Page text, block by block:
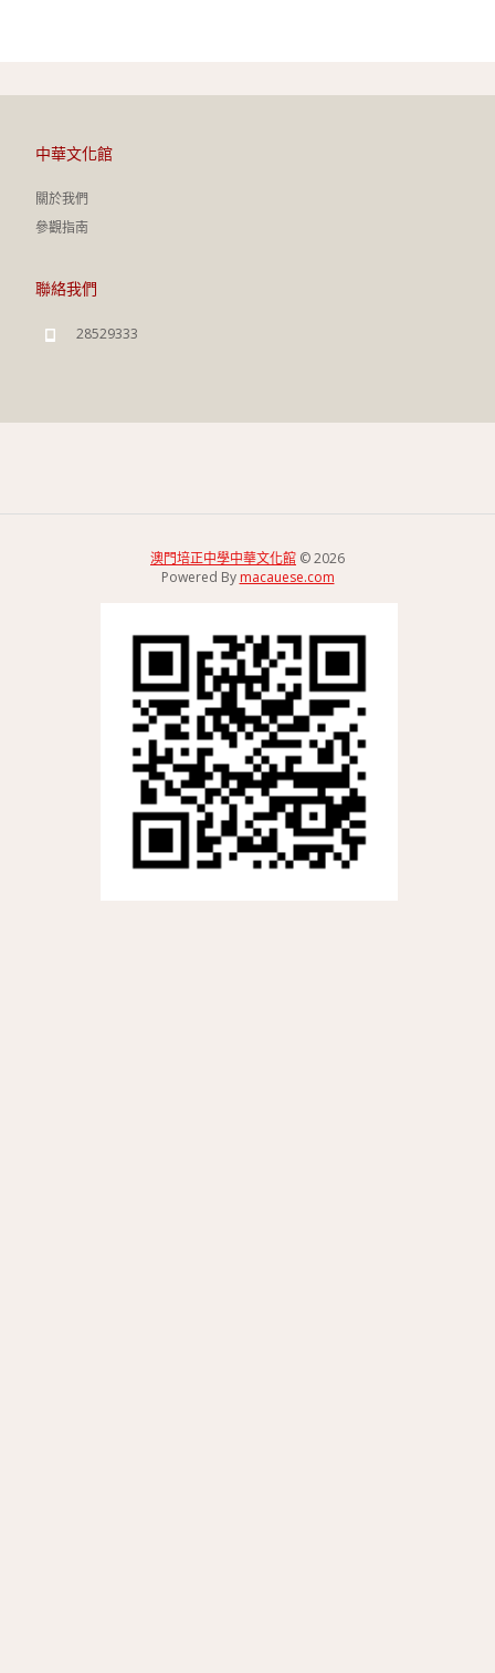
中華文化館
關於我們
參觀指南
聯絡我們
28529333
澳門培正中學中華文化館 © 2026
Powered By macauese.com